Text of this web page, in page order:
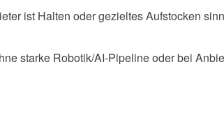
ist Halten oder gezieltes Aufstocken
starke Robotik/AI-Pipeline oder bei